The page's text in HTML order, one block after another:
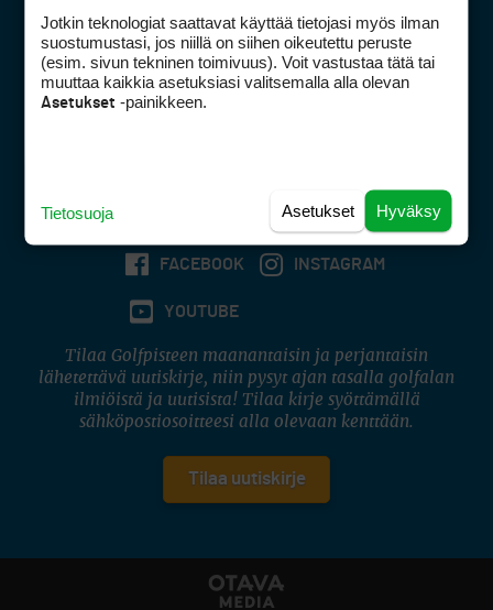
Asiakaspalvelu
Digipalvelut (09) 156 6227
Avoinna ma–pe 8–16
Avoinna ma–pe 8–17
Evästeasetukset
FACEBOOK INSTAGRAM
YOUTUBE
Tilaa Golfpisteen maanantaisin ja perjantaisin
lähetettävä uutiskirje, niin pysyt ajan tasalla golfalan
ilmiöistä ja uutisista! Tilaa kirje syöttämällä
sähköpostiosoitteesi alla olevaan kenttään.
Tilaa uutiskirje
Jotkin teknologiat saattavat käyttää tietojasi myös ilman
suostumustasi, jos niillä on siihen oikeutettu peruste
(esim. sivun tekninen toimivuus). Voit vastustaa tätä tai
muuttaa kaikkia asetuksiasi valitsemalla alla olevan
Asetukset -painikkeen.
Hyväksy
Asetukset
Tietosuoja